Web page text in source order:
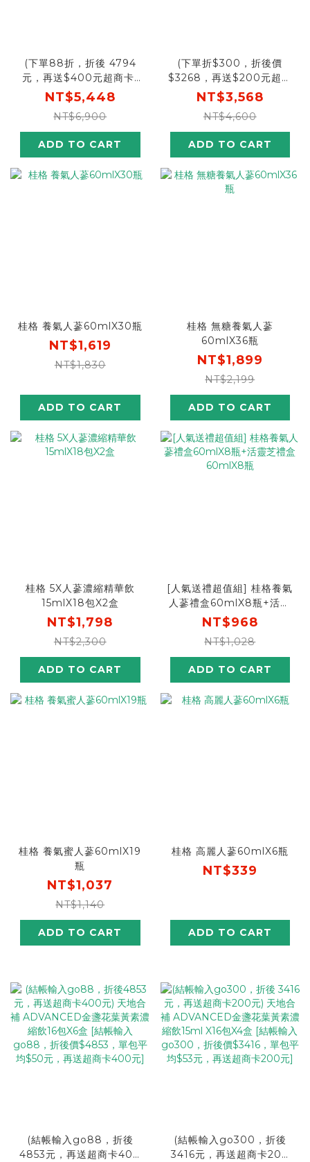
(下單88折，折後 4794
元，再送$400元超商卡)
桂格 5X-B群人蔘濃縮精華
飲15mlX16包X6盒 [結帳輸
入go88，折後價$4794，
單盒平均$799，再送
$400元超商卡]
NT$5,448
NT$6,900
ADD TO CART
(下單折$300，折後價
$3268，再送$200元超商
卡) 桂格 5X-B群人蔘濃縮
精華飲15mlX16包X4盒 [輸
碼go300再折300，折後
價$3268，平均1盒$817，
再送$200元超商卡]
NT$3,568
NT$4,600
ADD TO CART
桂格 養氣人蔘60mlX30瓶
NT$1,619
NT$1,830
ADD TO CART
桂格 無糖養氣人蔘
60mlX36瓶
NT$1,899
NT$2,199
ADD TO CART
桂格 5X人蔘濃縮精華飲
15mlX18包X2盒
NT$1,798
NT$2,300
ADD TO CART
[人氣送禮超值組] 桂格養氣
人蔘禮盒60mlX8瓶+活靈
芝禮盒60mlX8瓶
NT$968
NT$1,028
ADD TO CART
桂格 養氣蜜人蔘60mlX19
瓶
NT$1,037
NT$1,140
ADD TO CART
桂格 高麗人蔘60mlX6瓶
NT$339
ADD TO CART
(結帳輸入go88，折後
4853元，再送超商卡400
(結帳輸入go300，折後
3416元，再送超商卡200